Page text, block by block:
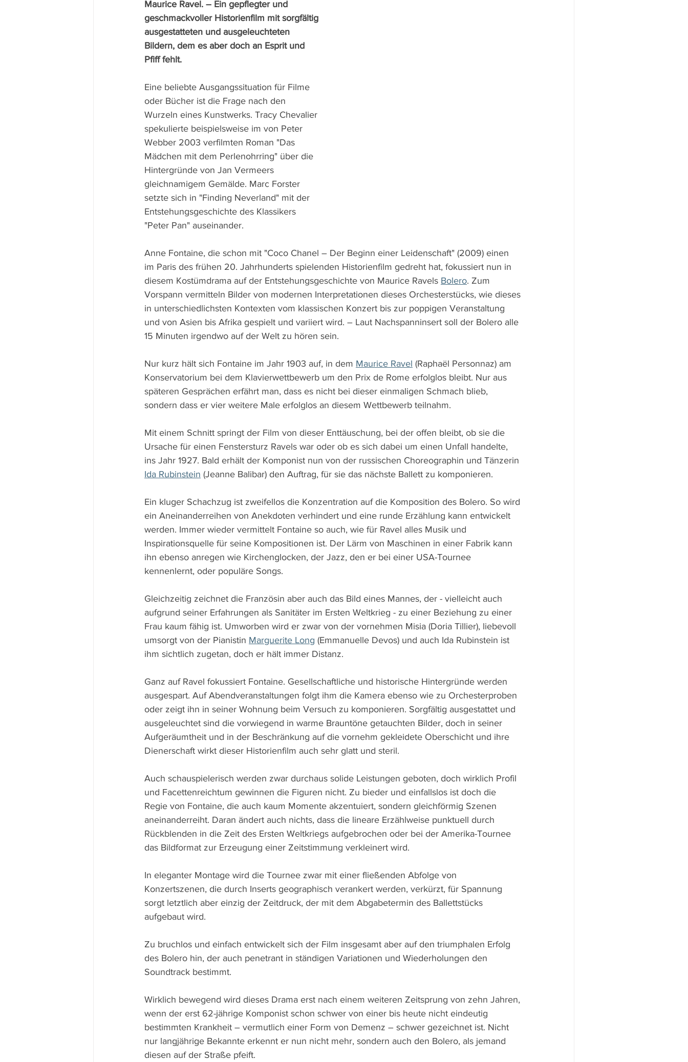
Maurice Ravel. – Ein gepflegter und
geschmackvoller Historienfilm mit sorgfältig
ausgestatteten und ausgeleuchteten
Bildern, dem es aber doch an Esprit und
Pfiff fehlt.
Eine beliebte Ausgangssituation für Filme
oder Bücher ist die Frage nach den
Wurzeln eines Kunstwerks. Tracy Chevalier
spekulierte beispielsweise im von Peter
Webber 2003 verfilmten Roman "Das
Mädchen mit dem Perlenohrring" über die
Hintergründe von Jan Vermeers
gleichnamigem Gemälde. Marc Forster
setzte sich in "Finding Neverland" mit der
Entstehungsgeschichte des Klassikers
"Peter Pan" auseinander.
Anne Fontaine, die schon mit "Coco Chanel – Der Beginn einer Leidenschaft" (2009) einen
im Paris des frühen 20. Jahrhunderts spielenden Historienfilm gedreht hat, fokussiert nun in
diesem Kostümdrama auf der Entstehungsgeschichte von Maurice Ravels Bolero. Zum
Vorspann vermitteln Bilder von modernen Interpretationen dieses Orchesterstücks, wie dieses
in unterschiedlichsten Kontexten vom klassischen Konzert bis zur poppigen Veranstaltung
und von Asien bis Afrika gespielt und variiert wird. – Laut Nachspanninsert soll der Bolero alle
15 Minuten irgendwo auf der Welt zu hören sein.
Nur kurz hält sich Fontaine im Jahr 1903 auf, in dem Maurice Ravel (Raphaël Personnaz) am
Konservatorium bei dem Klavierwettbewerb um den Prix de Rome erfolglos bleibt. Nur aus
späteren Gesprächen erfährt man, dass es nicht bei dieser einmaligen Schmach blieb,
sondern dass er vier weitere Male erfolglos an diesem Wettbewerb teilnahm.
Mit einem Schnitt springt der Film von dieser Enttäuschung, bei der offen bleibt, ob sie die
Ursache für einen Fenstersturz Ravels war oder ob es sich dabei um einen Unfall handelte,
ins Jahr 1927. Bald erhält der Komponist nun von der russischen Choreographin und Tänzerin
Ida Rubinstein (Jeanne Balibar) den Auftrag, für sie das nächste Ballett zu komponieren.
Ein kluger Schachzug ist zweifellos die Konzentration auf die Komposition des Bolero. So wird
ein Aneinanderreihen von Anekdoten verhindert und eine runde Erzählung kann entwickelt
werden. Immer wieder vermittelt Fontaine so auch, wie für Ravel alles Musik und
Inspirationsquelle für seine Kompositionen ist. Der Lärm von Maschinen in einer Fabrik kann
ihn ebenso anregen wie Kirchenglocken, der Jazz, den er bei einer USA-Tournee
kennenlernt, oder populäre Songs.
Gleichzeitig zeichnet die Französin aber auch das Bild eines Mannes, der - vielleicht auch
aufgrund seiner Erfahrungen als Sanitäter im Ersten Weltkrieg - zu einer Beziehung zu einer
Frau kaum fähig ist. Umworben wird er zwar von der vornehmen Misia (Doria Tillier), liebevoll
umsorgt von der Pianistin Marguerite Long (Emmanuelle Devos) und auch Ida Rubinstein ist
ihm sichtlich zugetan, doch er hält immer Distanz.
Ganz auf Ravel fokussiert Fontaine. Gesellschaftliche und historische Hintergründe werden
ausgespart. Auf Abendveranstaltungen folgt ihm die Kamera ebenso wie zu Orchesterproben
oder zeigt ihn in seiner Wohnung beim Versuch zu komponieren. Sorgfältig ausgestattet und
ausgeleuchtet sind die vorwiegend in warme Brauntöne getauchten Bilder, doch in seiner
Aufgeräumtheit und in der Beschränkung auf die vornehm gekleidete Oberschicht und ihre
Dienerschaft wirkt dieser Historienfilm auch sehr glatt und steril.
Auch schauspielerisch werden zwar durchaus solide Leistungen geboten, doch wirklich Profil
und Facettenreichtum gewinnen die Figuren nicht. Zu bieder und einfallslos ist doch die
Regie von Fontaine, die auch kaum Momente akzentuiert, sondern gleichförmig Szenen
aneinanderreiht. Daran ändert auch nichts, dass die lineare Erzählweise punktuell durch
Rückblenden in die Zeit des Ersten Weltkriegs aufgebrochen oder bei der Amerika-Tournee
das Bildformat zur Erzeugung einer Zeitstimmung verkleinert wird.
In eleganter Montage wird die Tournee zwar mit einer fließenden Abfolge von
Konzertszenen, die durch Inserts geographisch verankert werden, verkürzt, für Spannung
sorgt letztlich aber einzig der Zeitdruck, der mit dem Abgabetermin des Ballettstücks
aufgebaut wird.
Zu bruchlos und einfach entwickelt sich der Film insgesamt aber auf den triumphalen Erfolg
des Bolero hin, der auch penetrant in ständigen Variationen und Wiederholungen den
Soundtrack bestimmt.
Wirklich bewegend wird dieses Drama erst nach einem weiteren Zeitsprung von zehn Jahren,
wenn der erst 62-jährige Komponist schon schwer von einer bis heute nicht eindeutig
bestimmten Krankheit – vermutlich einer Form von Demenz – schwer gezeichnet ist. Nicht
nur langjährige Bekannte erkennt er nun nicht mehr, sondern auch den Bolero, als jemand
diesen auf der Straße pfeift.